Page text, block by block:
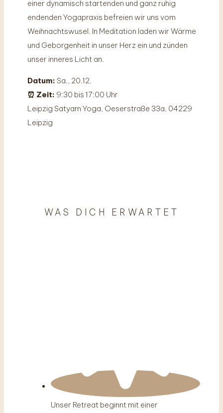
einer dynamisch startenden und ganz ruhig
endenden Yogapraxis befreien wir uns vom
Weihnachtswusel. In Meditation laden wir Wärme
und Geborgenheit in unser Herz ein und zünden
unser inneres Licht an.
Datum: Sa., 20.12.
⏰ Zeit: 9:30 bis 17:00 Uhr
Leipzig Satyam Yoga, Oeserstraße 33a, 04229
Leipzig
WAS DICH ERWARTET
Unser Retreat beginnt mit einer